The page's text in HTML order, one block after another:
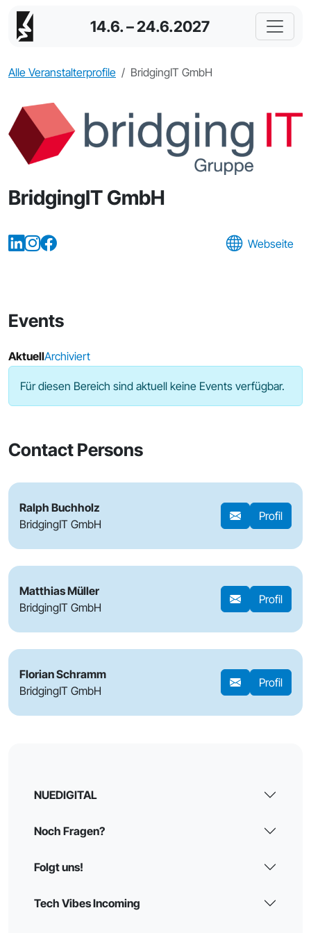
14.6. – 24.6.2027
Alle Veranstalterprofile BridgingIT GmbH
BridgingIT GmbH
Webseite
Events
AktuellArchiviert
Für diesen Bereich sind aktuell keine Events verfügbar.
Contact Persons
Ralph Buchholz
BridgingIT GmbH
Profil
Matthias Müller
BridgingIT GmbH
Profil
Florian Schramm
BridgingIT GmbH
Profil
NUEDIGITAL
Noch Fragen?
Folgt uns!
Tech Vibes Incoming